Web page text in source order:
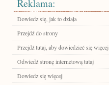
Reklama:
Dowiedz się, jak to działa
Przejdź do strony
Przejdź tutaj, aby dowiedzieć się więcej
Odwiedź stronę internetową tutaj
Dowiedz się więcej